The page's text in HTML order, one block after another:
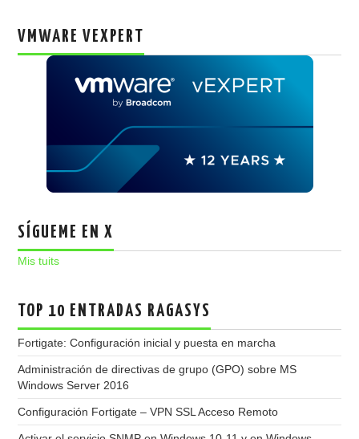
VMWARE VEXPERT
SÍGUEME EN X
Mis tuits
TOP 10 ENTRADAS RAGASYS
Fortigate: Configuración inicial y puesta en marcha
Administración de directivas de grupo (GPO) sobre MS
Windows Server 2016
Configuración Fortigate – VPN SSL Acceso Remoto